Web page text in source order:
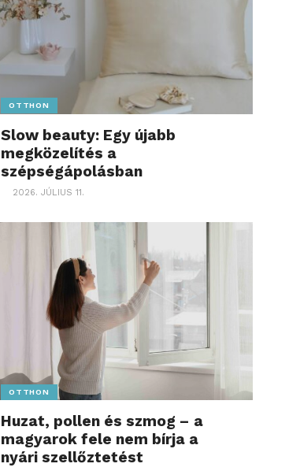
OTTHON
Slow beauty: Egy újabb
megközelítés a
szépségápolásban
2026. JÚLIUS 11.
OTTHON
Huzat, pollen és szmog – a
magyarok fele nem bírja a
nyári szellőztetést